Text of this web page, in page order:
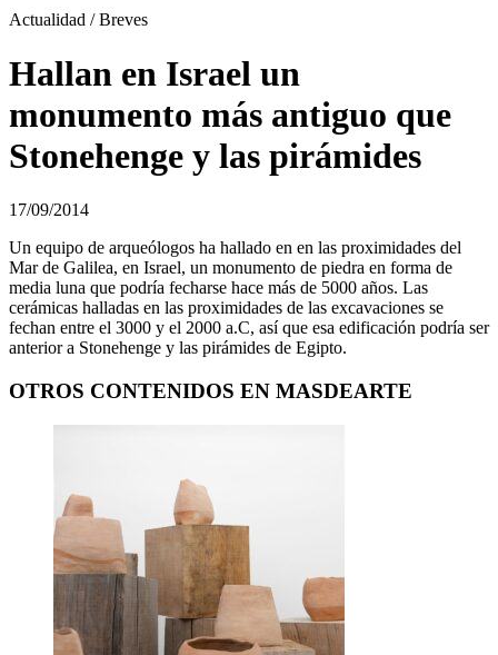
Actualidad / Breves
Hallan en Israel un
monumento más antiguo que
Stonehenge y las pirámides
17/09/2014
Un equipo de arqueólogos ha hallado en en las proximidades del
Mar de Galilea, en Israel, un monumento de piedra en forma de
media luna que podría fecharse hace más de 5000 años. Las
cerámicas halladas en las proximidades de las excavaciones se
fechan entre el 3000 y el 2000 a.C, así que esa edificación podría ser
anterior a Stonehenge y las pirámides de Egipto.
OTROS CONTENIDOS EN MASDEARTE